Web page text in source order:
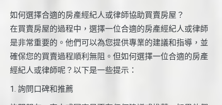
如何選擇合適的房產經紀人或律師協助買賣房屋？
在買賣房屋的過程中，選擇一位合適的房產經紀人或律師
是非常重要的。他們可以為您提供專業的建議和指導，並
確保您的買賣過程順利無阻。但如何選擇一位合適的房產
經紀人或律師呢？以下是一些提示：
1. 詢問口碑和推薦